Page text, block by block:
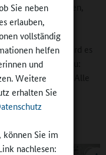
Sie neben
erlauben,
vollständig
helfen
und
Weitere
erhalten Sie
können Sie im
nachlesen:
wir bisher anbieten,
Ganztag für
Eltern einen
wichtig: „Wie wird es
sie klar hinzu:
dem Unterricht. Alle
gedacht“